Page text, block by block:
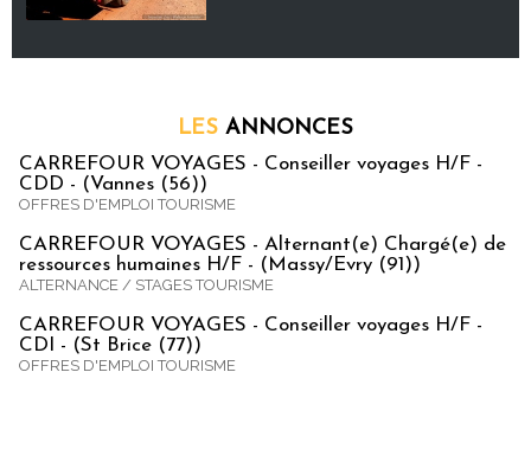
LES ANNONCES
CARREFOUR VOYAGES - Conseiller voyages H/F -
CDD - (Vannes (56))
OFFRES D'EMPLOI TOURISME
CARREFOUR VOYAGES - Alternant(e) Chargé(e) de
ressources humaines H/F - (Massy/Evry (91))
ALTERNANCE / STAGES TOURISME
CARREFOUR VOYAGES - Conseiller voyages H/F -
CDI - (St Brice (77))
OFFRES D'EMPLOI TOURISME